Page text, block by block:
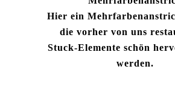
Hier ein
die vorher von uns
Stuck-Elemente schön
werden.